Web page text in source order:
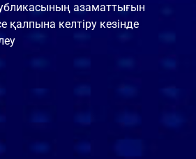
азаматтығын
қалпына келтіру кезінде